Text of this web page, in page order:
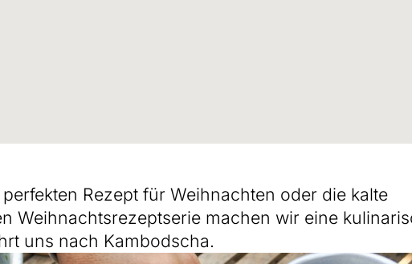
Rezept für Weihnachten oder die kalte
Weihnachtsrezeptserie machen wir eine
uns nach Kambodscha.